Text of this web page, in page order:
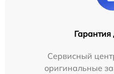
Гарантия
Сервисный
оригинальные